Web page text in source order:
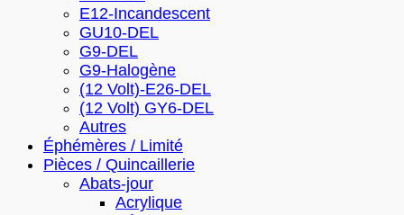
E12-Incandescent
GU10-DEL
G9-DEL
G9-Halogène
(12 Volt)-E26-DEL
(12 Volt) GY6-DEL
Autres
Éphémères / Limité
Pièces / Quincaillerie
Abats-jour
Acrylique